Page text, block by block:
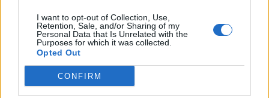
I want to opt-out of Collection, Use,
Retention, Sale, and/or Sharing of my
Personal Data that Is Unrelated with the
Purposes for which it was collected.
Opted Out
CONFIRM